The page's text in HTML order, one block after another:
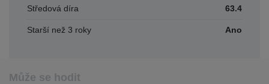
Středová díra 63.4
Starší než 3 roky Ano
Může se hodit